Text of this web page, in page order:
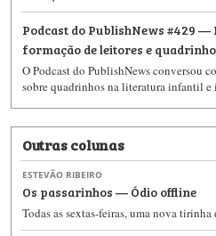
Podcast do PublishNews #429
formação de leitores e
O Podcast do PublishNews​​ conversou
sobre quadrinhos na literatura infantil
Outras colunas
ESTEVÃO RIBEIRO
Os passarinhos — Ódio offline
Todas as sextas-feiras, uma nova